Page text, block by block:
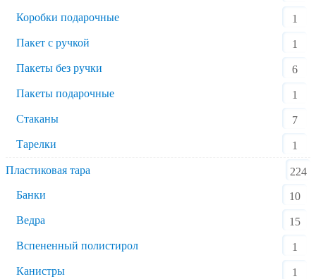
Коробки подарочные
1
Пакет с ручкой
1
Пакеты без ручки
6
Пакеты подарочные
1
Стаканы
7
Тарелки
1
Пластиковая тара
224
Банки
10
Ведра
15
Вспененный полистирол
1
Канистры
1